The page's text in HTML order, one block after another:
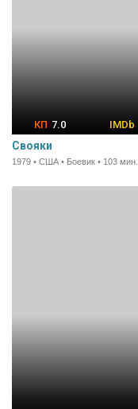
7.0
Свояки
1979 • США • Боевик • 103 мин.